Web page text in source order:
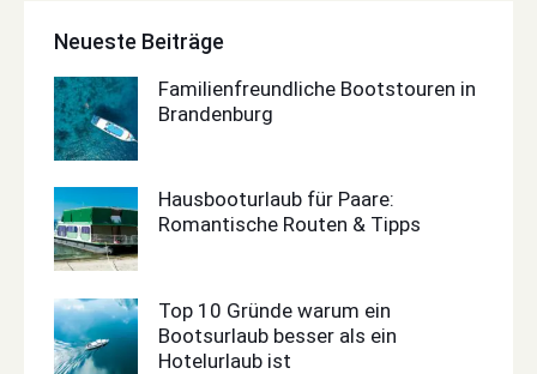
Neueste Beiträge
Familienfreundliche Bootstouren in
Brandenburg
Hausbooturlaub für Paare:
Romantische Routen & Tipps
Top 10 Gründe warum ein
Bootsurlaub besser als ein
Hotelurlaub ist